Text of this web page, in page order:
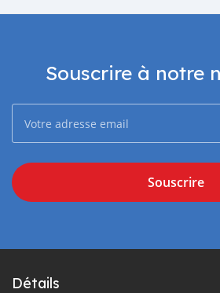
Souscrire à notre
Souscrire
Détails